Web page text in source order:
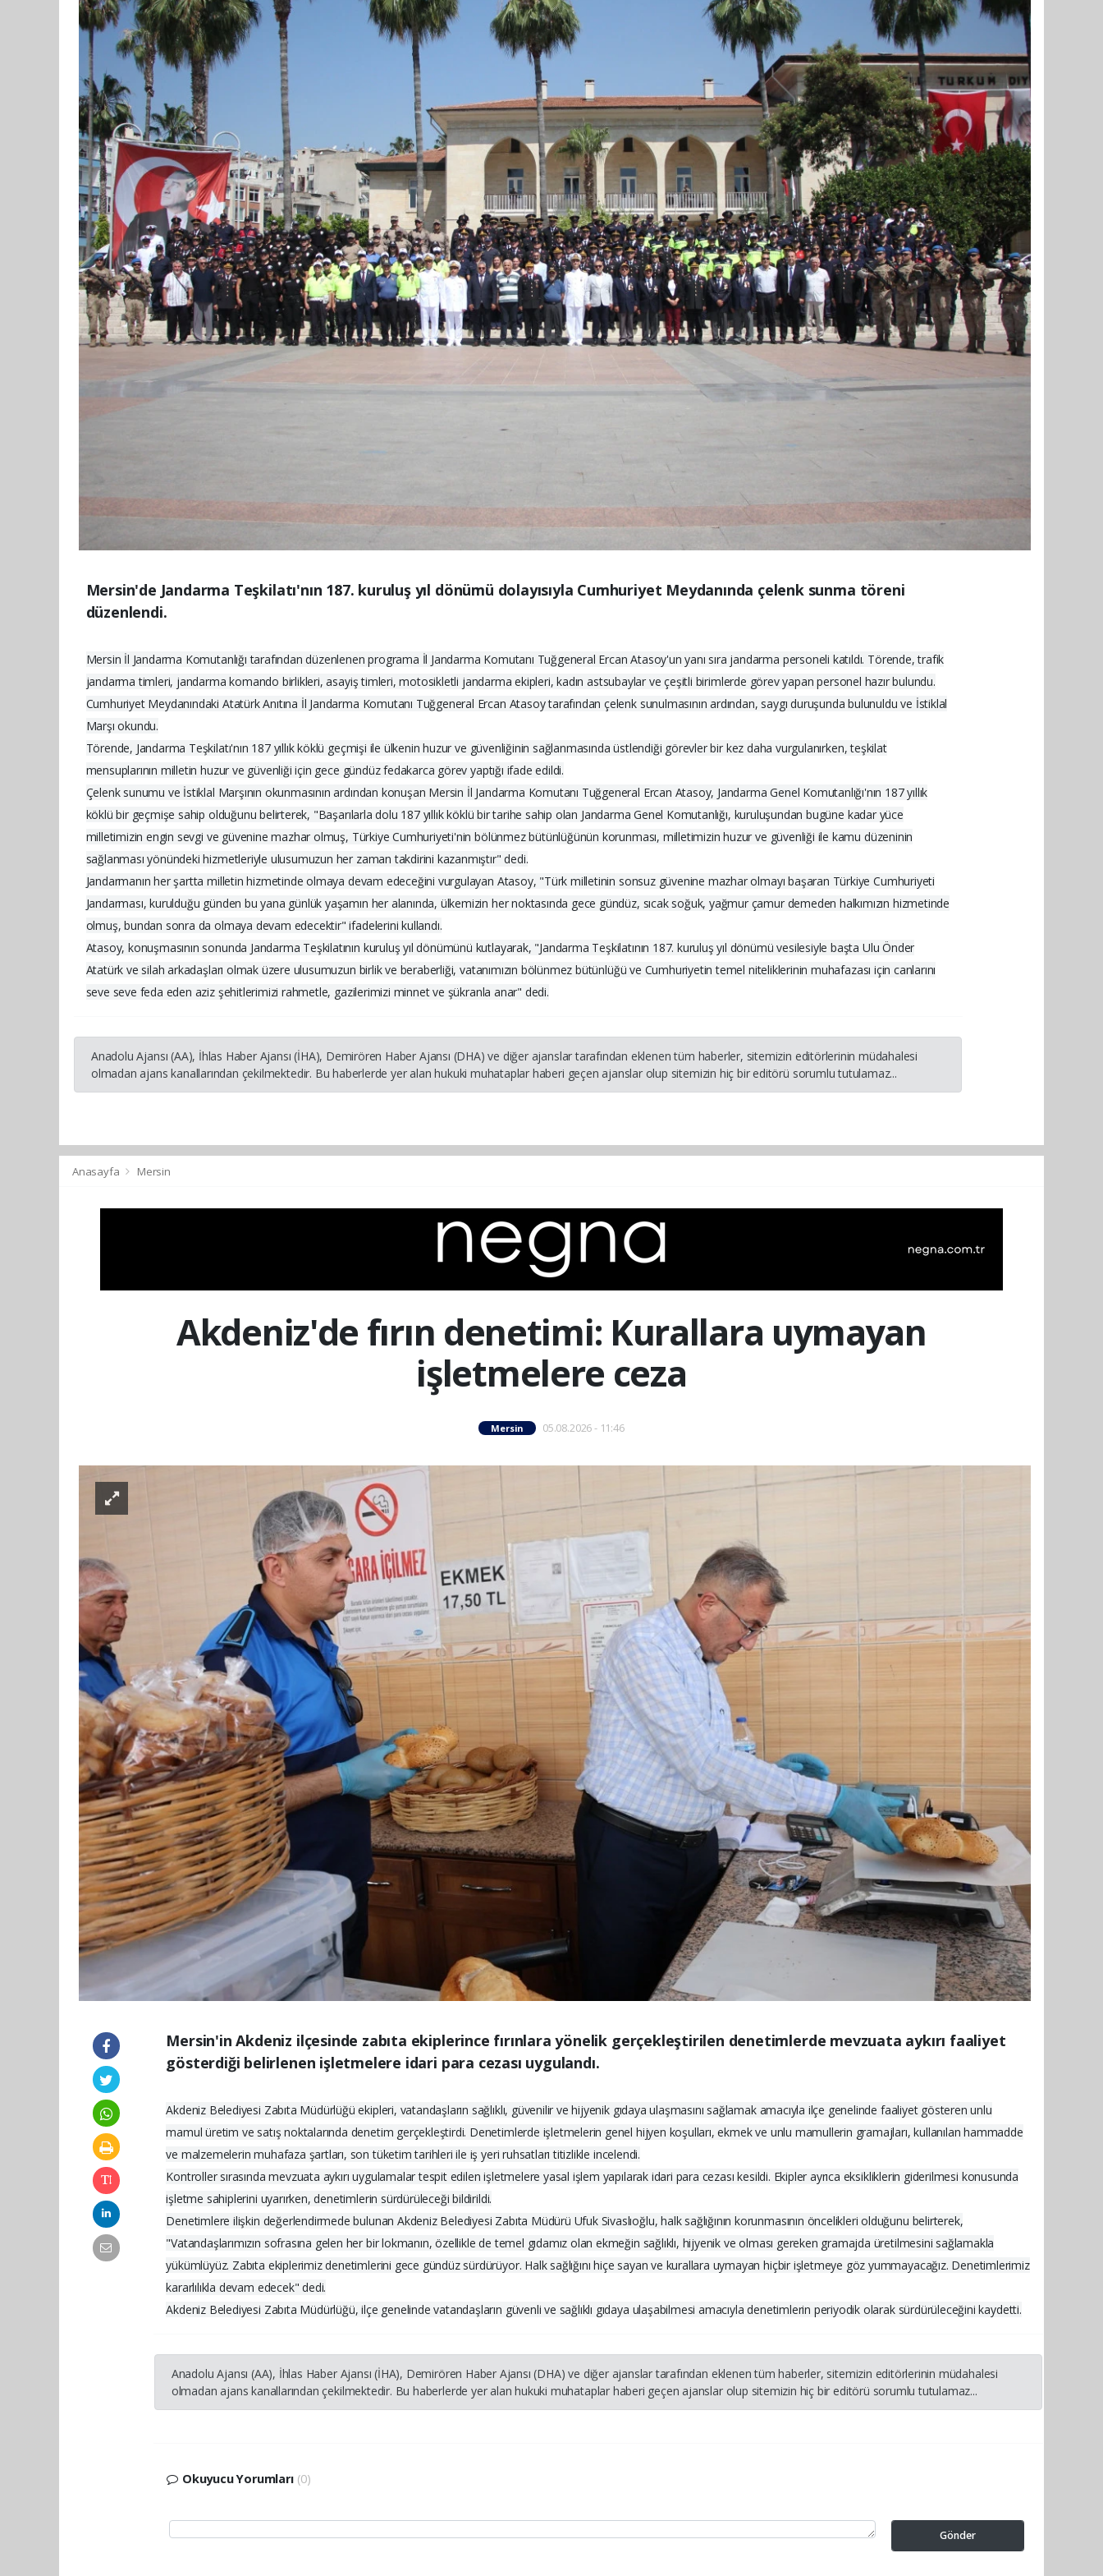
Mersin'de Jandarma Teşkilatı'nın 187. kuruluş yıl dönümü dolayısıyla Cumhuriyet Meydanında çelenk sunma töreni
düzenlendi.
Mersin İl Jandarma Komutanlığı tarafından düzenlenen programa İl Jandarma Komutanı Tuğgeneral Ercan Atasoy'un yanı sıra jandarma personeli katıldı. Törende, trafik
jandarma timleri, jandarma komando birlikleri, asayiş timleri, motosikletli jandarma ekipleri, kadın astsubaylar ve çeşitli birimlerde görev yapan personel hazır bulundu.
Cumhuriyet Meydanındaki Atatürk Anıtına İl Jandarma Komutanı Tuğgeneral Ercan Atasoy tarafından çelenk sunulmasının ardından, saygı duruşunda bulunuldu ve İstiklal
Marşı okundu.
Törende, Jandarma Teşkilatı'nın 187 yıllık köklü geçmişi ile ülkenin huzur ve güvenliğinin sağlanmasında üstlendiği görevler bir kez daha vurgulanırken, teşkilat
mensuplarının milletin huzur ve güvenliği için gece gündüz fedakarca görev yaptığı ifade edildi.
Çelenk sunumu ve İstiklal Marşının okunmasının ardından konuşan Mersin İl Jandarma Komutanı Tuğgeneral Ercan Atasoy, Jandarma Genel Komutanlığı'nın 187 yıllık
köklü bir geçmişe sahip olduğunu belirterek, "Başarılarla dolu 187 yıllık köklü bir tarihe sahip olan Jandarma Genel Komutanlığı, kuruluşundan bugüne kadar yüce
milletimizin engin sevgi ve güvenine mazhar olmuş, Türkiye Cumhuriyeti'nin bölünmez bütünlüğünün korunması, milletimizin huzur ve güvenliği ile kamu düzeninin
sağlanması yönündeki hizmetleriyle ulusumuzun her zaman takdirini kazanmıştır" dedi.
Jandarmanın her şartta milletin hizmetinde olmaya devam edeceğini vurgulayan Atasoy, "Türk milletinin sonsuz güvenine mazhar olmayı başaran Türkiye Cumhuriyeti
Jandarması, kurulduğu günden bu yana günlük yaşamın her alanında, ülkemizin her noktasında gece gündüz, sıcak soğuk, yağmur çamur demeden halkımızın hizmetinde
olmuş, bundan sonra da olmaya devam edecektir" ifadelerini kullandı.
Atasoy, konuşmasının sonunda Jandarma Teşkilatının kuruluş yıl dönümünü kutlayarak, "Jandarma Teşkilatının 187. kuruluş yıl dönümü vesilesiyle başta Ulu Önder
Atatürk ve silah arkadaşları olmak üzere ulusumuzun birlik ve beraberliği, vatanımızın bölünmez bütünlüğü ve Cumhuriyetin temel niteliklerinin muhafazası için canlarını
seve seve feda eden aziz şehitlerimizi rahmetle, gazilerimizi minnet ve şükranla anar" dedi.
Anadolu Ajansı (AA), İhlas Haber Ajansı (İHA), Demirören Haber Ajansı (DHA) ve diğer ajanslar tarafından eklenen tüm haberler, sitemizin editörlerinin müdahalesi
olmadan ajans kanallarından çekilmektedir. Bu haberlerde yer alan hukuki muhataplar haberi geçen ajanslar olup sitemizin hiç bir editörü sorumlu tutulamaz...
Anasayfa Mersin
Akdeniz'de fırın denetimi: Kurallara uymayan
işletmelere ceza
Mersin 05.08.2026 - 11:46
Mersin'in Akdeniz ilçesinde zabıta ekiplerince fırınlara yönelik gerçekleştirilen denetimlerde mevzuata aykırı faaliyet
gösterdiği belirlenen işletmelere idari para cezası uygulandı.
Akdeniz Belediyesi Zabıta Müdürlüğü ekipleri, vatandaşların sağlıklı, güvenilir ve hijyenik gıdaya ulaşmasını sağlamak amacıyla ilçe genelinde faaliyet gösteren unlu
mamul üretim ve satış noktalarında denetim gerçekleştirdi. Denetimlerde işletmelerin genel hijyen koşulları, ekmek ve unlu mamullerin gramajları, kullanılan hammadde
ve malzemelerin muhafaza şartları, son tüketim tarihleri ile iş yeri ruhsatları titizlikle incelendi.
Kontroller sırasında mevzuata aykırı uygulamalar tespit edilen işletmelere yasal işlem yapılarak idari para cezası kesildi. Ekipler ayrıca eksikliklerin giderilmesi konusunda
işletme sahiplerini uyarırken, denetimlerin sürdürüleceği bildirildi.
Denetimlere ilişkin değerlendirmede bulunan Akdeniz Belediyesi Zabıta Müdürü Ufuk Sivaslıoğlu, halk sağlığının korunmasının öncelikleri olduğunu belirterek,
"Vatandaşlarımızın sofrasına gelen her bir lokmanın, özellikle de temel gıdamız olan ekmeğin sağlıklı, hijyenik ve olması gereken gramajda üretilmesini sağlamakla
yükümlüyüz. Zabıta ekiplerimiz denetimlerini gece gündüz sürdürüyor. Halk sağlığını hiçe sayan ve kurallara uymayan hiçbir işletmeye göz yummayacağız. Denetimlerimiz
kararlılıkla devam edecek" dedi.
Akdeniz Belediyesi Zabıta Müdürlüğü, ilçe genelinde vatandaşların güvenli ve sağlıklı gıdaya ulaşabilmesi amacıyla denetimlerin periyodik olarak sürdürüleceğini kaydetti.
Anadolu Ajansı (AA), İhlas Haber Ajansı (İHA), Demirören Haber Ajansı (DHA) ve diğer ajanslar tarafından eklenen tüm haberler, sitemizin editörlerinin müdahalesi
olmadan ajans kanallarından çekilmektedir. Bu haberlerde yer alan hukuki muhataplar haberi geçen ajanslar olup sitemizin hiç bir editörü sorumlu tutulamaz...
Okuyucu Yorumları (0)
Gönder